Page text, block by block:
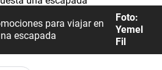
para viajar en
escapada
Foto:
Yemel
Fil